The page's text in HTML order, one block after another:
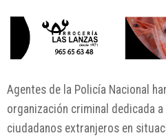
Agentes de la Policía Nacional
organización criminal dedicada
ciudadanos extranjeros en